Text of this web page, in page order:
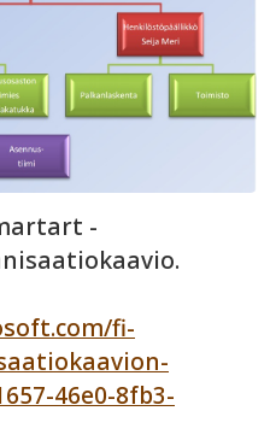
-
fi-
46e0-8fb3-